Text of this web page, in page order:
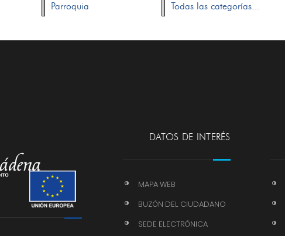
Parroquia Todas las categorías...
DATOS DE INTERÉS
MAPA WEB
BUZÓN DEL CIUDADANO
SEDE ELECTRÓNICA